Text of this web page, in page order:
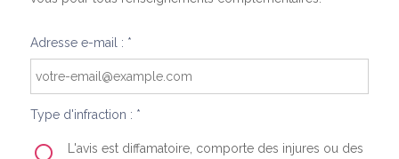
Adresse e-mail : *
Type d'infraction : *
L'avis est diffamatoire, comporte des injures ou des